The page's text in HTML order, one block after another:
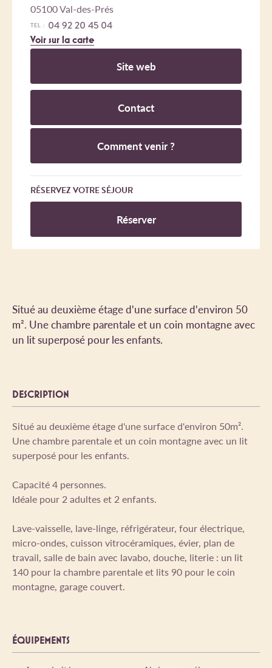
Situé au deuxième étage d'une surface d'environ 50
m². Une chambre parentale et un coin montagne avec
un lit superposé pour les enfants.
DESCRIPTION
Situé au deuxième étage d'une surface d'environ 50m².
Une chambre parentale et un coin montagne avec un lit
superposé pour les enfants.
Capacité 4 personnes.
Idéale pour 2 adultes et 2 enfants.
Lave-vaisselle, lave-linge, réfrigérateur, four électrique,
micro-ondes, cuisson vitrocéramiques, évier, plan de
travail, salle de bain avec lavabo, douche, literie : un lit
140 pour la chambre parentale et lits 90 pour le coin
montagne, garage couvert.
ÉQUIPEMENTS
05100 Val-des-Prés
TEL : 04 92 20 45 04
Voir sur la carte
Site web
Contact
Comment venir ?
RÉSERVEZ VOTRE SÉJOUR
Réserver